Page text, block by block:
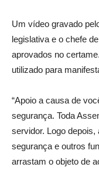
Um vídeo gravado
legislativa e o chefe
aprovados no
utilizado para
“Apoio a causa de
segurança. Toda
servidor. Logo
segurança e outros
arrastam o objeto de